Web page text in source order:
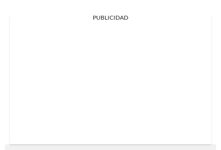
PUBLICIDAD